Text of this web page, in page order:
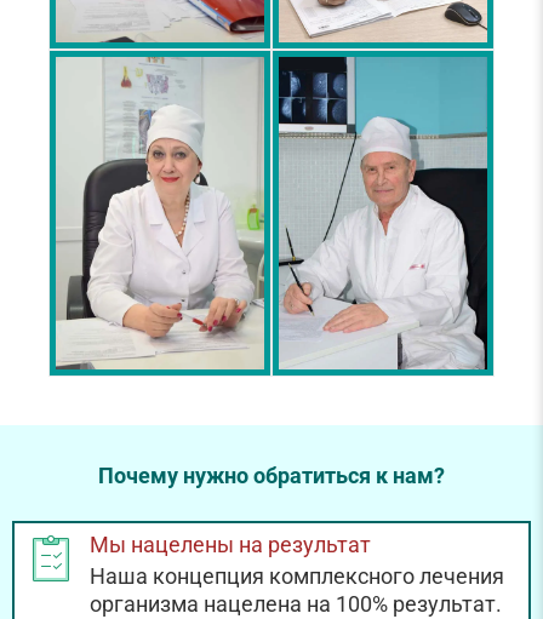
Почему нужно обратиться к нам?
Мы нацелены на результат
Наша концепция комплексного лечения
организма нацелена на 100% результат.